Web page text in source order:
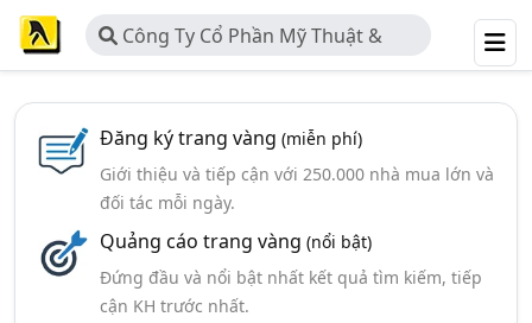
Công Ty Cổ Phần Mỹ Thuật &
Thương Mại Việt Nam
Đăng ký trang vàng (miễn phí)
Giới thiệu và tiếp cận với 250.000 nhà mua lớn và
đối tác mỗi ngày.
Quảng cáo trang vàng (nổi bật)
Đứng đầu và nổi bật nhất kết quả tìm kiếm, tiếp
cận KH trước nhất.